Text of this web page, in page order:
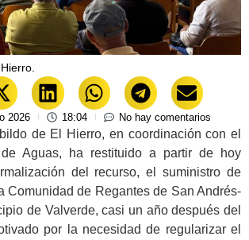
2026 18:04 No hay comentarios
de El Hierro, en coordinación con el
Aguas, ha restituido a partir de hoy
del recurso, el suministro de
Comunidad de Regantes de San Andrés-
de Valverde, casi un año después del
por la necesidad de regularizar el